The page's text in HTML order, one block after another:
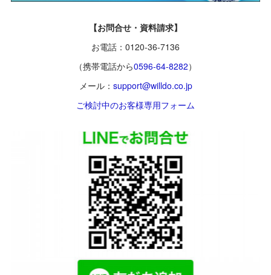
【お問合せ・資料請求】
お電話：0120-36-7136
（携帯電話から0596-64-8282）
メール： support@willdo.co.jp
ご検討中のお客様専用フォーム